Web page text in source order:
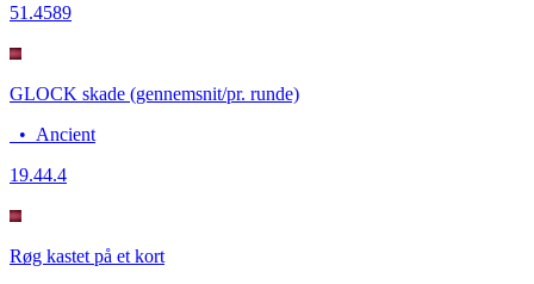
51.4589
GLOCK skade (gennemsnit/pr. runde)
• Ancient
19.44.4
Røg kastet på et kort